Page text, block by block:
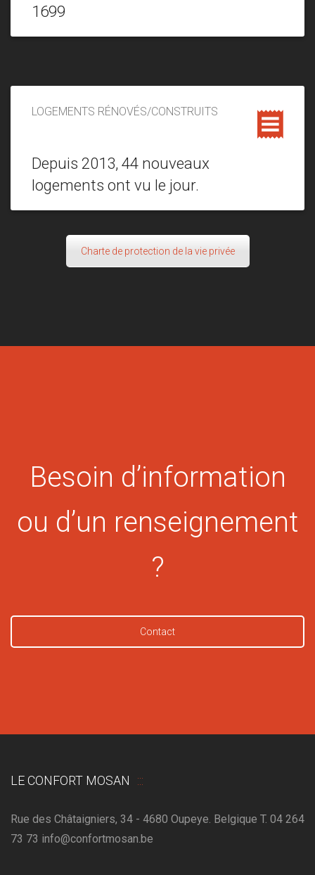
1699
LOGEMENTS RÉNOVÉS/CONSTRUITS
Depuis 2013, 44 nouveaux
logements ont vu le jour.
Charte de protection de la vie privée
Besoin d’information
ou d’un renseignement
?
Contact
LE CONFORT MOSAN
Rue des Châtaigniers, 34 - 4680 Oupeye. Belgique T. 04 264
73 73 info@confortmosan.be